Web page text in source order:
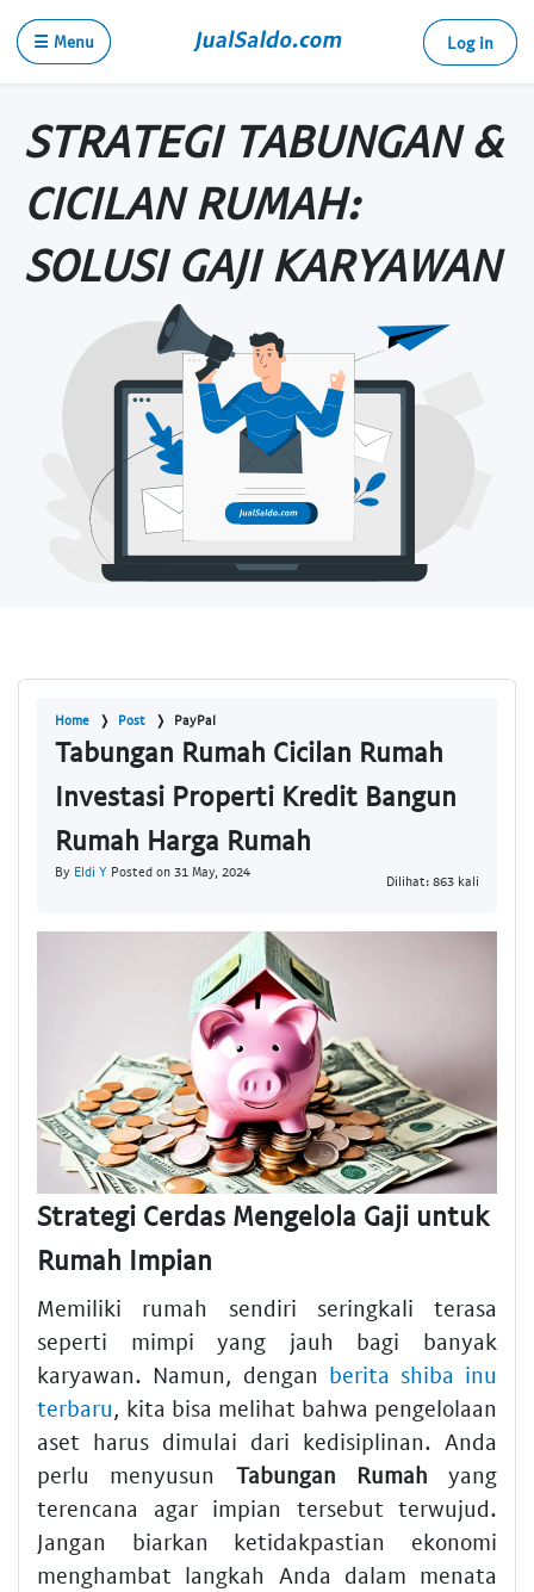
☰ Menu Log in
STRATEGI TABUNGAN &
CICILAN RUMAH:
SOLUSI GAJI KARYAWAN
Home Post PayPal
Tabungan Rumah Cicilan Rumah
Investasi Properti Kredit Bangun
Rumah Harga Rumah
By Eldi Y Posted on 31 May, 2024
Dilihat: 863 kali
Strategi Cerdas Mengelola Gaji untuk
Rumah Impian
Memiliki rumah sendiri seringkali terasa
seperti mimpi yang jauh bagi banyak
karyawan. Namun, dengan berita shiba inu
terbaru, kita bisa melihat bahwa pengelolaan
aset harus dimulai dari kedisiplinan. Anda
perlu menyusun Tabungan Rumah yang
terencana agar impian tersebut terwujud.
Jangan biarkan ketidakpastian ekonomi
menghambat langkah Anda dalam menata